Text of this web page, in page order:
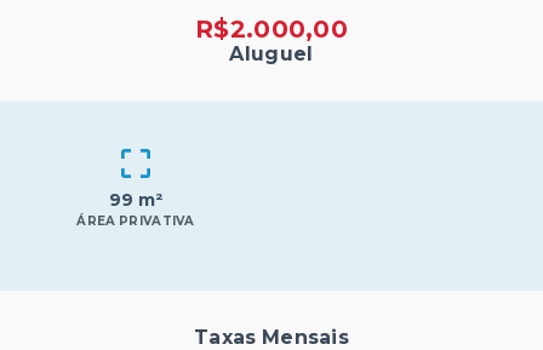
R$2.000,00
Aluguel
99 m²
ÁREA PRIVATIVA
Taxas Mensais